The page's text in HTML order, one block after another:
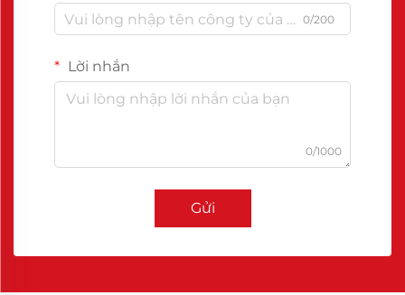
0/200
Lời nhắn
0/1000
Gửi